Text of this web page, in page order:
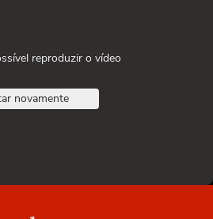
reproduzir o vídeo
novamente